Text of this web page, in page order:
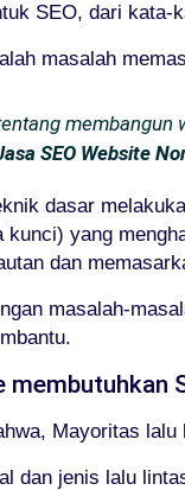
SEO, dari kata-
masalah
SEO Website
dasar
yang
dan
masalah-
membutuhkan
Mayoritas
dan jenis lalu